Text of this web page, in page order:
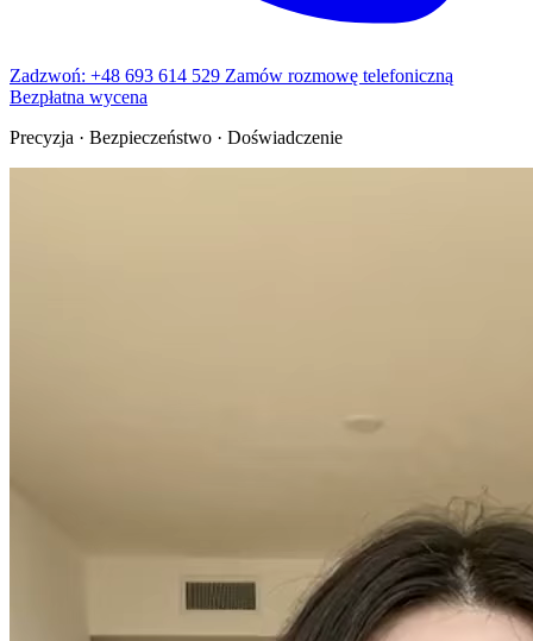
Zadzwoń: +48 693 614 529 Zamów rozmowę telefoniczną
Bezpłatna wycena
Precyzja · Bezpieczeństwo · Doświadczenie